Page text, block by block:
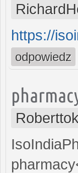
https://
odpowiedz